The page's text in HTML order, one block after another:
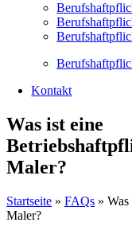
Kontakt
Was ist eine
Maler?
Startseite » FAQs »
Maler?